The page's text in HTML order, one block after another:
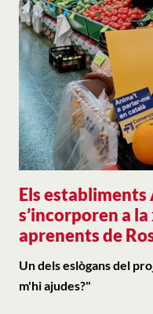
Els
s’incorporen a
aprenents de
Un dels eslògans del
m'hi ajudes?"